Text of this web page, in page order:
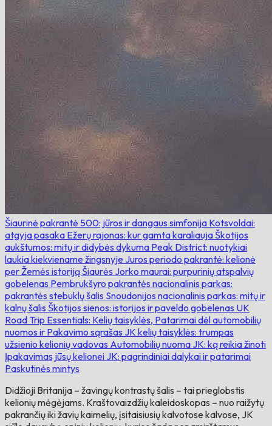
Šiaurinė pakrantė 500: jūros ir dangaus simfonija Kotsvoldai:
atgyja pasaka Ežerų rajonas: kur gamta karaliaujaŠkotijos
aukštumos: mitų ir didybės dykuma Peak District: nuotykiai
laukia kiekviename žingsnyje Juros periodo pakrantė: kelionė
per Žemės istorijąŠiaurės Jorko maurai: purpurinių atspalvių
gobelenas Pembrukšyro pakrantės nacionalinis parkas:
pakrantės stebuklų šalis Snoudonijos nacionalinis parkas: mitų ir
kalnų šalis Škotijos sienos: istorijos ir paveldo gobelenas UK
Road Trip Essentials: Kelių taisyklės, Patarimai dėl automobilių
nuomos ir Pakavimo sąrašas JK kelių taisyklės: trumpas
užsienio kelionių vadovas Automobilių nuoma JK: ką reikia žinoti
Įpakavimas jūsų kelionei JK: pagrindiniai dalykai ir patarimai
Paskutinės mintys
Didžioji Britanija – žavingų kontrastų šalis – tai prieglobstis
kelionių mėgėjams. Kraštovaizdžių kaleidoskopas – nuo ​​raižytų
pakrančių iki žavių kaimelių, įsitaisiusių kalvotose kalvose, JK